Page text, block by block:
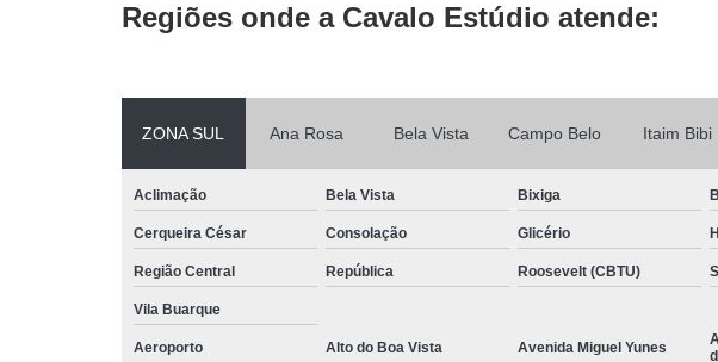
Regiões onde a Cavalo Estúdio atende:
ZONA SUL Ana Rosa Bela Vista Campo Belo Itaim Bibi
Aclimação Bela Vista Bixiga
Cerqueira César Consolação Glicério
Região Central República Roosevelt (CBTU)
Vila Buarque
Aeroporto Alto do Boa Vista Avenida Miguel Yunes